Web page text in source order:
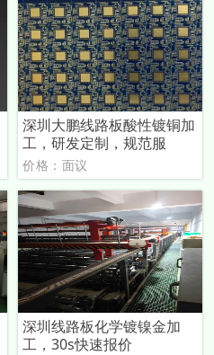
深圳大鹏线路板酸性镀铜加
工，研发定制，规范服
价格：面议
深圳线路板化学镀镍金加
工，30s快速报价